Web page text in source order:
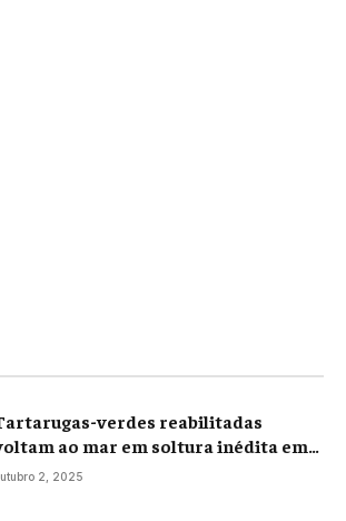
verdes reabilitadas
ao mar em soltura inédita em
Seca
2, 2025